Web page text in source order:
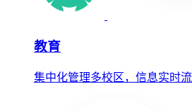
教育
集中化管理多校区，信息实时